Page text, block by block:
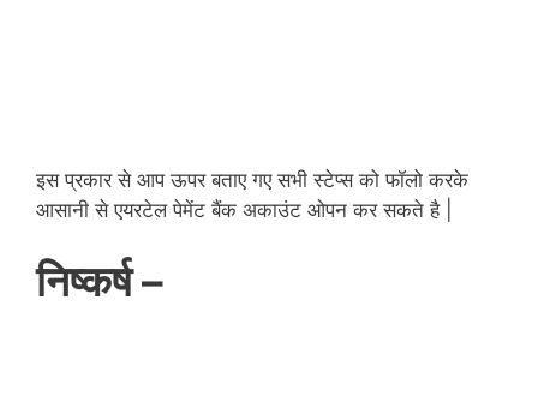
इस प्रकार से आप ऊपर बताए गए सभी स्टेप्स को फॉलो करके
आसानी से एयरटेल पेमेंट बैंक अकाउंट ओपन कर सकते है |
निष्कर्ष –